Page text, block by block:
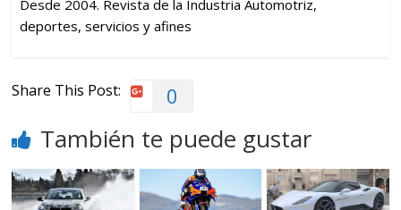
Desde 2004. Revista de la Industria Automotriz,
deportes, servicios y afines
Share This Post: 0
También te puede gustar